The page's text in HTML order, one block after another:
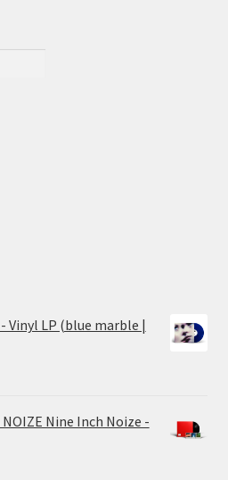
- Vinyl LP (blue marble |
NOIZE Nine Inch Noize -